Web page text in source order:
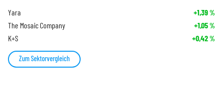
Yara +1,39%
The Mosaic Company +1,05%
K+S +0,42%
Zum Sektorvergleich